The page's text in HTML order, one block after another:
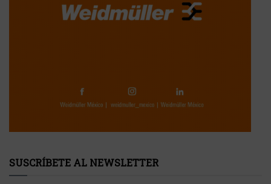
SUSCRÍBETE AL NEWSLETTER